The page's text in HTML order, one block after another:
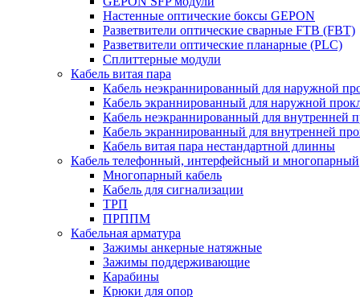
Настенные оптические боксы GEPON
Разветвители оптические сварные FTB (FBT)
Разветвители оптические планарные (PLC)
Сплиттерные модули
Кабель витая пара
Кабель неэкраннированный для наружной
Кабель экраннированный для наружной
Кабель неэкраннированный для внутренней
Кабель экраннированный для внутренней
Кабель витая пара нестандартной длинны
Кабель телефонный, интерфейсный и многопарный
Многопарный кабель
Кабель для сигнализации
ТРП
ПРППМ
Кабельная арматура
Зажимы анкерные натяжные
Зажимы поддерживающие
Карабины
Крюки для опор